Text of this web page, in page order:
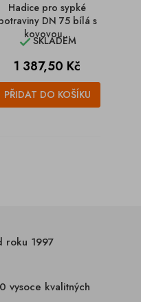
Hadice pro sypké
DN 75 bílá s
kovovou...
SKLADEM
Cena
1 387,50 Kč
PŘIDAT DO KOŠÍKU
roku 1997
vysoce kvalitných